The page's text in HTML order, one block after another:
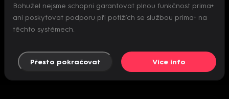
Nepodařilo se inicializovat přehrávač
Bohužel nejsme schopni garantovat plnou funkčnost prima+
ani poskytovat podporu při potížích se službou prima+ na
těchto systémech.
Přesto pokračovat Více info